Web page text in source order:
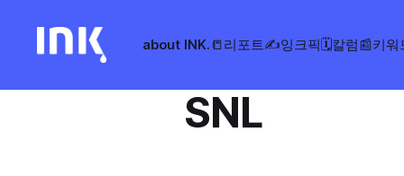
about INK.📒리포트✍️잉크픽🗓️칼럼📰키워
SNL